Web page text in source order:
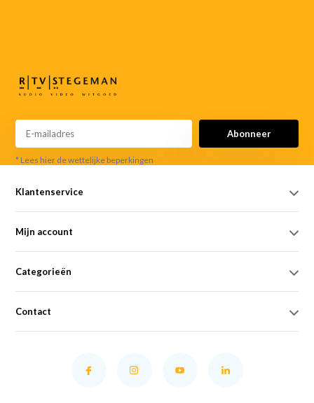
Abonneer
* Lees hier de wettelijke beperkingen
Klantenservice
Mijn account
Categorieën
Contact